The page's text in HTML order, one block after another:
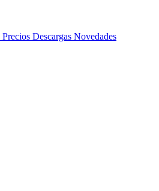
Precios Descargas Novedades